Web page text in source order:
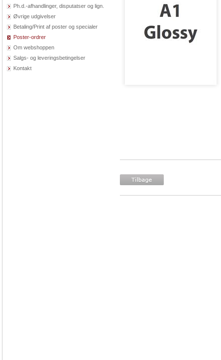
Ph.d.-afhandlinger, disputatser og lign.
Øvrige udgivelser
Betaling/Print af poster og specialer
Poster-ordrer
Om webshoppen
Salgs- og leveringsbetingelser
Kontakt